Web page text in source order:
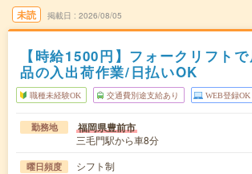
未読 掲載日 2026/08/05
【時給1500円】フォークリフト
品の入出荷作業/日払いOK
職種未経験OK 交通費別途支給あり WEB登録OK
勤務地 福岡県豊前市
三毛門駅から車8分
曜日頻度 シフト制